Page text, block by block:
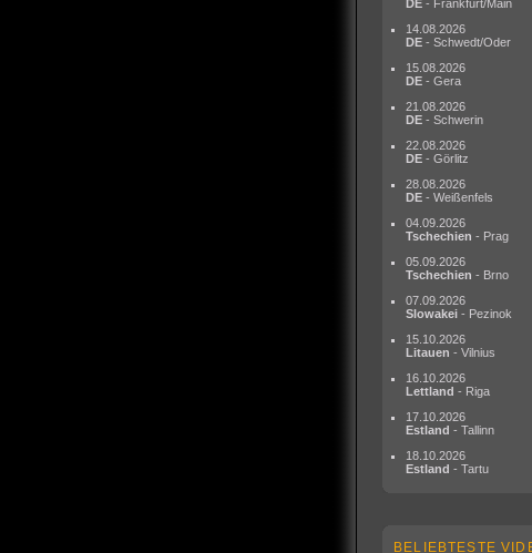
DE - Frankfurt/Main
14.08.2026
DE - Schwedt/Oder
15.08.2026
DE - Gera
21.08.2026
DE - Schwerin
22.08.2026
DE - Görlitz
28.08.2026
DE - Weißenfels
04.09.2026
Tschechien - Prag
05.09.2026
Tschechien - Brno
07.09.2026
Slowakei - Pezinok
15.10.2026
Litauen - Vilnius
16.10.2026
Lettland - Riga
17.10.2026
Estland - Tallinn
18.10.2026
Estland - Tartu
BELIEBTESTE